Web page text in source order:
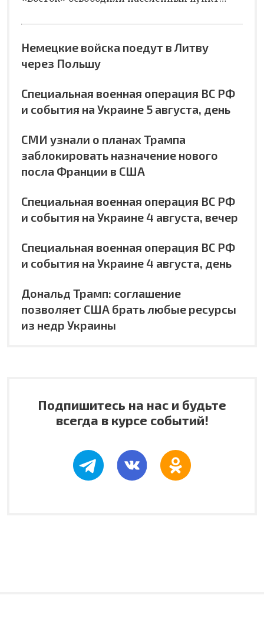
Немецкие войска поедут в Литву
через Польшу
Специальная военная операция ВС РФ
и события на Украине 5 августа, день
СМИ узнали о планах Трампа
заблокировать назначение нового
посла Франции в США
Специальная военная операция ВС РФ
и события на Украине 4 августа, вечер
Специальная военная операция ВС РФ
и события на Украине 4 августа, день
Дональд Трамп: соглашение
позволяет США брать любые ресурсы
из недр Украины
Подпишитесь на нас и будьте
всегда в курсе событий!